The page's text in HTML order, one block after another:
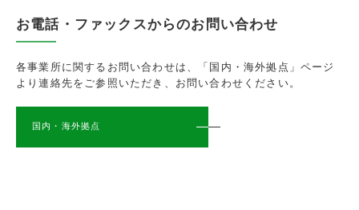
お電話・ファックスからのお問い合わせ
各事業所に関するお問い合わせは、「国内・海外拠点」ページ
より連絡先をご参照いただき、お問い合わせください。
国内・海外拠点